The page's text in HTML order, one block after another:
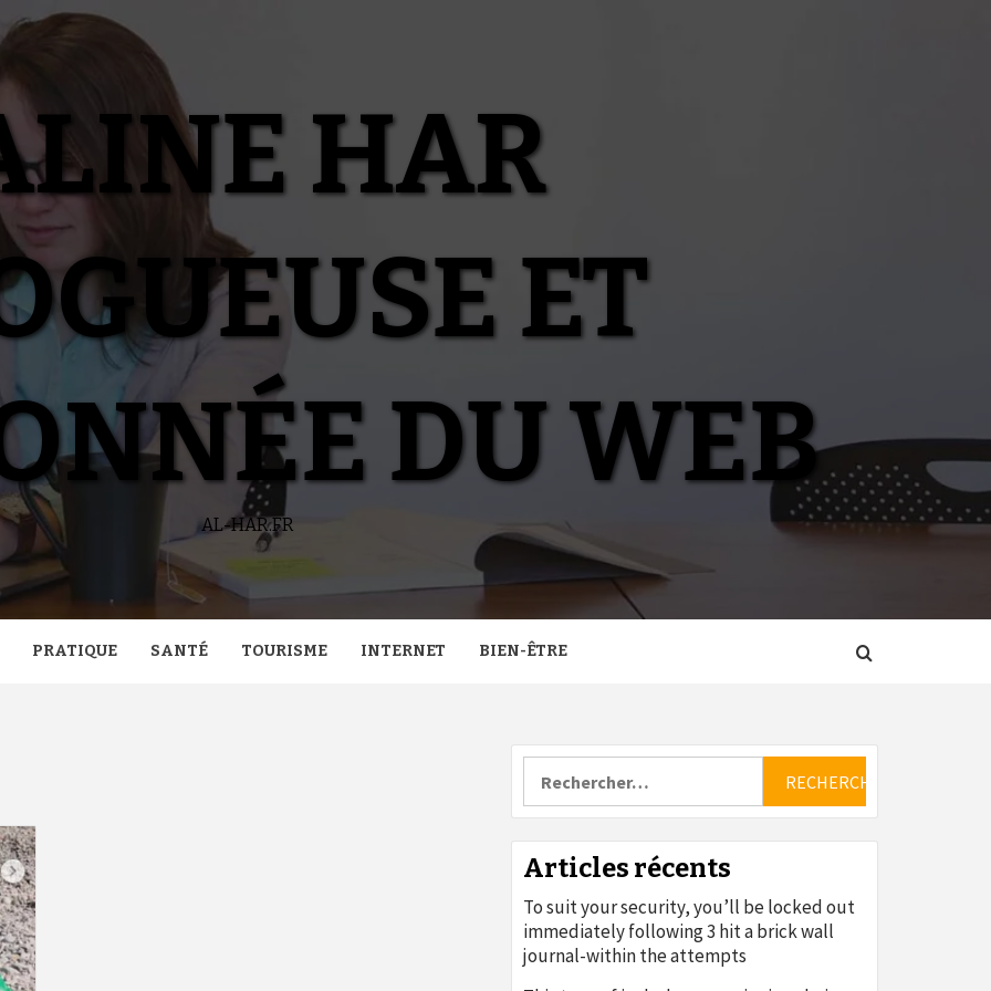
HAR
ET
DU WEB
AL-HAR.FR
PRATIQUE SANTÉ TOURISME INTERNET BIEN-ÊTRE
Articles récents
To suit your security, you’ll be locked out
immediately following 3 hit a brick wall
journal-within the attempts